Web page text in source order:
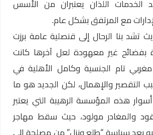
الخدمات اللذان يعتبران من الأسس
مع المرتفق بشكل عام.
تشد بنا الرحال إلى قنصلية عامة برزت
بفضائح غير معهودة لعل آخرها كانت
تام الجنسية وكامل الأهلية في
التقصير والإهمال، لكن الجديد هو ما
هذه المؤسسة الرهيبة التي يعتبر
والمغادر مولود، حيث سقط مهاجر